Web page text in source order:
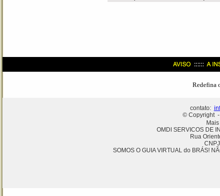
Redefina
contato:
© Copyright -
OMDI SERVICOS DE
Rua
SOMOS O GUIA VIRTUAL do BRÁS!